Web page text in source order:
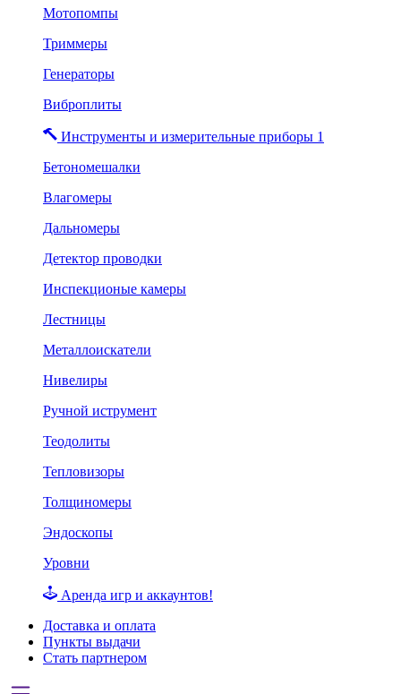
Мотопомпы
Триммеры
Генераторы
Виброплиты
Инструменты и измерительные приборы 1
Бетономешалки
Влагомеры
Дальномеры
Детектор проводки
Инспекционые камеры
Лестницы
Металлоискатели
Нивелиры
Ручной иструмент
Теодолиты
Тепловизоры
Толщиномеры
Эндоскопы
Уровни
Аренда игр и аккаунтов!
Доставка и оплата
Пункты выдачи
Стать партнером